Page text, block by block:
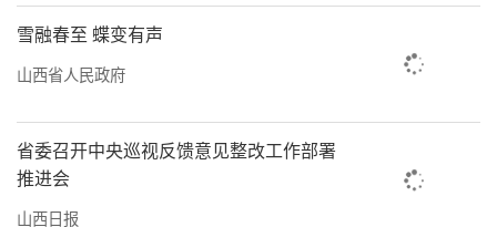
雪融春至 蝶变有声
山西省人民政府
省委召开中央巡视反馈意见整改工作部署
推进会
山西日报